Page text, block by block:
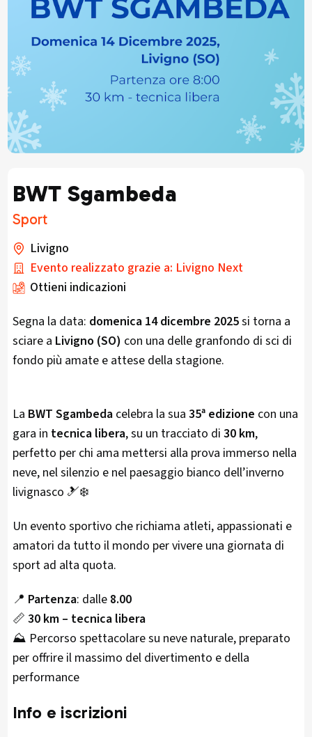
BWT Sgambeda
Sport
Livigno
Evento realizzato grazie a: Livigno Next
Ottieni indicazioni
Segna la data: domenica 14 dicembre 2025si torna a
sciare a Livigno (SO) con una delle granfondo di sci di
fondo più amate e attese della stagione.
La BWT Sgambedacelebra la sua 35ª edizione con una
gara in tecnica libera, su un tracciato di 30 km,
perfetto per chi ama mettersi alla prova immerso nella
neve, nel silenzio e nel paesaggio bianco dell’inverno
livignasco 🎿❄️
Un evento sportivo che richiama atleti, appassionati e
amatori da tutto il mondo per vivere una giornata di
sport ad alta quota.
📍 Partenza: dalle 8.00
📏 30 km – tecnica libera
⛰️ Percorso spettacolare su neve naturale, preparato
per offrire il massimo del divertimento e della
performance
Info e iscrizioni